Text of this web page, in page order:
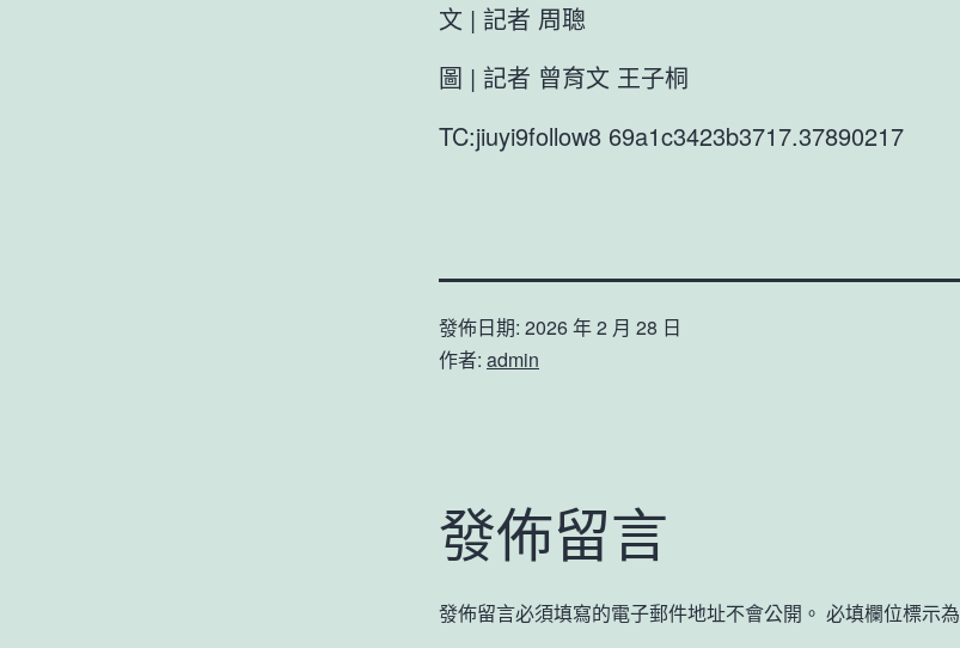
文 | 記者 周聰
圖 | 記者 曾育文 王子桐
TC:jiuyi9follow8 69a1c3423b3717.37890217
發佈日期: 2026 年 2 月 28 日
作者: admin
發佈留言
發佈留言必須填寫的電子郵件地址不會公開。 必填欄位標示為